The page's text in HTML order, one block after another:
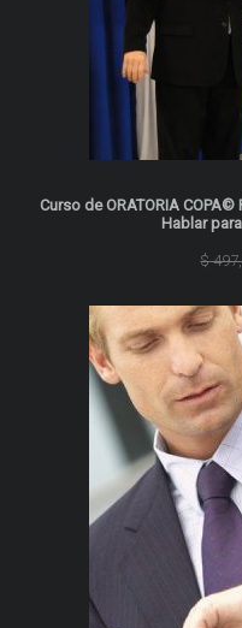
Curso de ORATORIA COPA©
Hablar
$